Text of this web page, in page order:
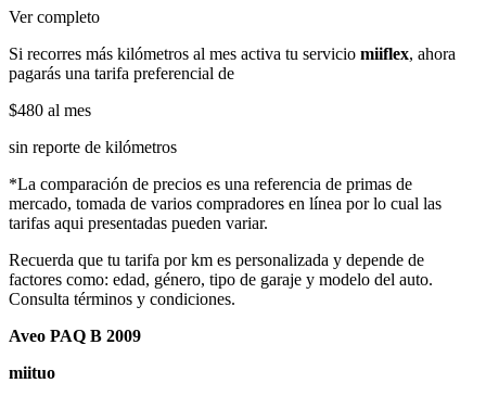
Ver completo
Si recorres más kilómetros al mes activa tu servicio miiflex, ahora
pagarás una tarifa preferencial de
$480 al mes
sin reporte de kilómetros
*La comparación de precios es una referencia de primas de
mercado, tomada de varios compradores en línea por lo cual las
tarifas aqui presentadas pueden variar.
Recuerda que tu tarifa por km es personalizada y depende de
factores como: edad, género, tipo de garaje y modelo del auto.
Consulta términos y condiciones.
Aveo PAQ B 2009
miituo